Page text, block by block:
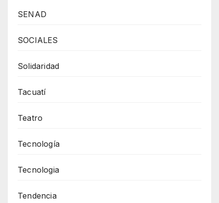
SENAD
SOCIALES
Solidaridad
Tacuatí
Teatro
Tecnología
Tecnologia
Tendencia